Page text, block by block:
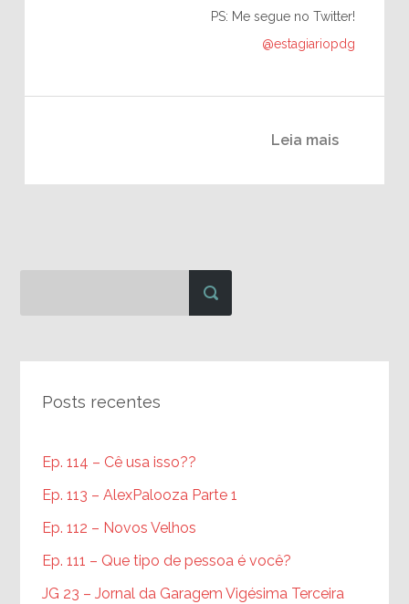
PS: Me segue no Twitter!
@estagiariopdg
Leia mais
Posts recentes
Ep. 114 – Cê usa isso??
Ep. 113 – AlexPalooza Parte 1
Ep. 112 – Novos Velhos
Ep. 111 – Que tipo de pessoa é você?
JG 23 – Jornal da Garagem Vigésima Terceira